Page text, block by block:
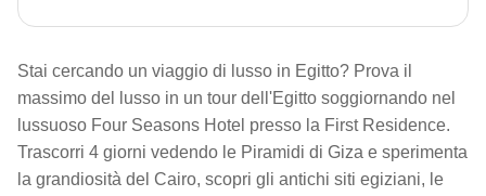
Stai cercando un viaggio di lusso in Egitto? Prova il
massimo del lusso in un tour dell'Egitto soggiornando nel
lussuoso Four Seasons Hotel presso la First Residence.
Trascorri 4 giorni vedendo le Piramidi di Giza e sperimenta
la grandiosità del Cairo, scopri gli antichi siti egiziani, le